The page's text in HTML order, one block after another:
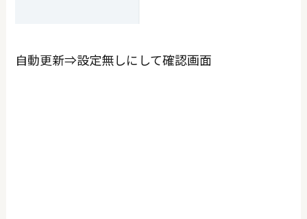
自動更新⇒設定無しにして確認画面